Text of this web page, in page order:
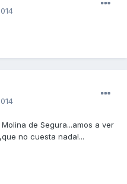
de Segura...amos a ver
no cuesta nada!...